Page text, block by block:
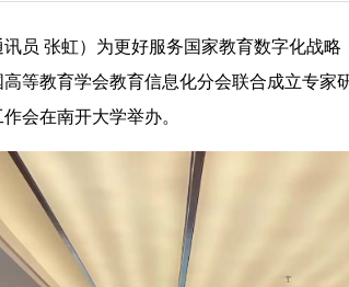
讯员 张虹）为更好服务国家教育数字化战
等教育学会教育信息化分会联合成立专
会在南开大学举办。